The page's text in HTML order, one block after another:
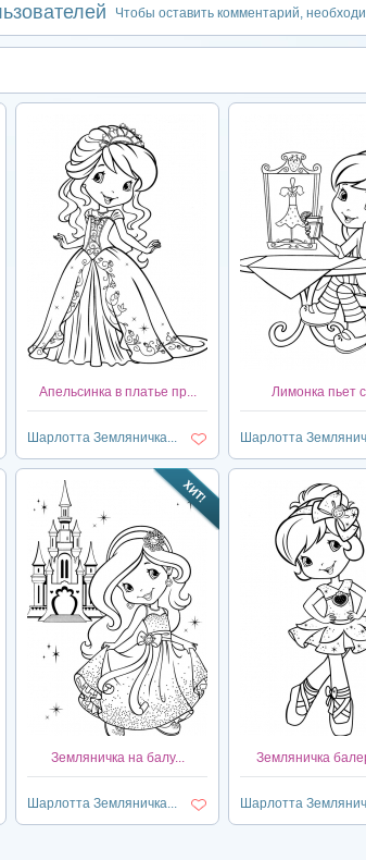
Чтобы оставить комментарий,
Апельсинка в платье пр...
Шарлотта Земляничка...
Лимонка пьет
Шарлотта
Земляничка на балу...
Шарлотта Земляничка...
Земляничка
Шарлотта